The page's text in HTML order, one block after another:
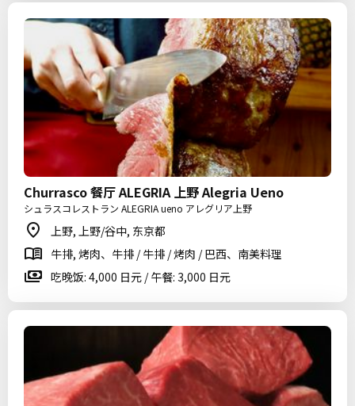
Churrasco 餐厅 ALEGRIA 上野 Alegria Ueno
シュラスコレストラン ALEGRIA ueno アレグリア上野
上野, 上野/谷中, 东京都
牛排, 烤肉、牛排 / 牛排 / 烤肉 / 巴西、南美料理
吃晚饭: 4,000 日元 / 午餐: 3,000 日元